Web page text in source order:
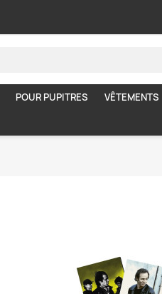
POUR PUPITRES VÊTEMENTS